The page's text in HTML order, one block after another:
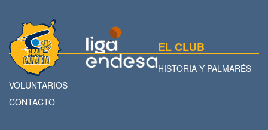
EL CLUB
HISTORIA Y PALMARÉS
VOLUNTARIOS
CONTACTO